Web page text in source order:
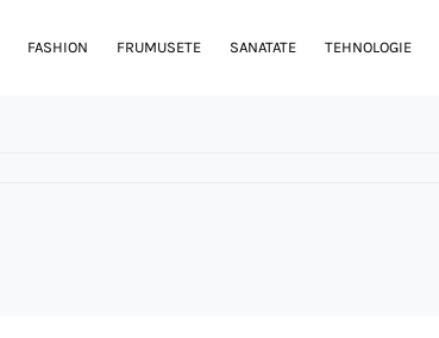
FASHION FRUMUSETE SANATATE TEHNOLOGIE